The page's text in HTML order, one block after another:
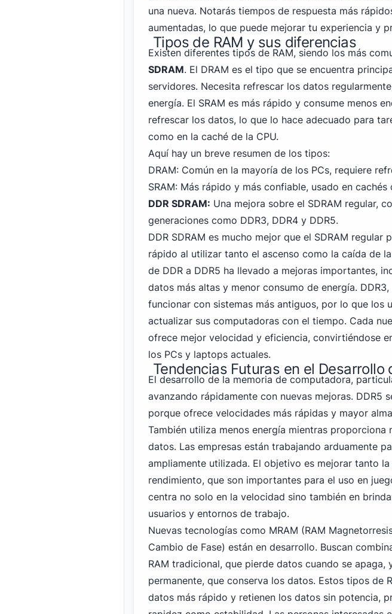
una nueva. Notarás tiempos de respuesta más
aumentadas, lo que puede mejorar tu experiencia y
Tipos de RAM y sus diferencias
Existen diferentes tipos de RAM, siendo los más
SDRAM. El DRAM es el tipo que se encuentra
servidores. Necesita refrescar los datos
energía. El SRAM es más rápido y consume menos
refrescar los datos, lo que lo hace adecuado para
como en la caché de la CPU.
Aquí hay un breve resumen de los tipos:
DRAM: Común en la mayoría de los PCs, requiere
SRAM: Más rápido y más confiable, usado en cachés
DDR SDRAM: Una mejora sobre el SDRAM regular,
generaciones como DDR3, DDR4 y DDR5.
DDR SDRAM es mucho mejor que el SDRAM regular
rápido al utilizar tanto el ascenso como la caída de
de DDR a DDR5 ha llevado a mejoras importantes,
datos más altas y menor consumo de energía.
funcionar con sistemas más antiguos, por lo que los
actualizar sus computadoras con el tiempo. Cada
ofrece mejor velocidad y eficiencia, convirtiéndose
los PCs y laptops actuales.
Tendencias Futuras en el Desarrollo
El desarrollo de la memoria de computadora,
avanzando rápidamente con nuevas mejoras. DDR5
porque ofrece velocidades más rápidas y mayor
También utiliza menos energía mientras proporciona
datos. Las empresas están trabajando arduamente
ampliamente utilizada. El objetivo es mejorar tanto
rendimiento, que son importantes para el uso en
centra no solo en la velocidad sino también en
usuarios y entornos de trabajo.
Nuevas tecnologías como MRAM (RAM
Cambio de Fase) están en desarrollo. Buscan
RAM tradicional, que pierde datos cuando se apaga,
permanente, que conserva los datos. Estos tipos de
datos más rápido y retienen los datos sin potencia,